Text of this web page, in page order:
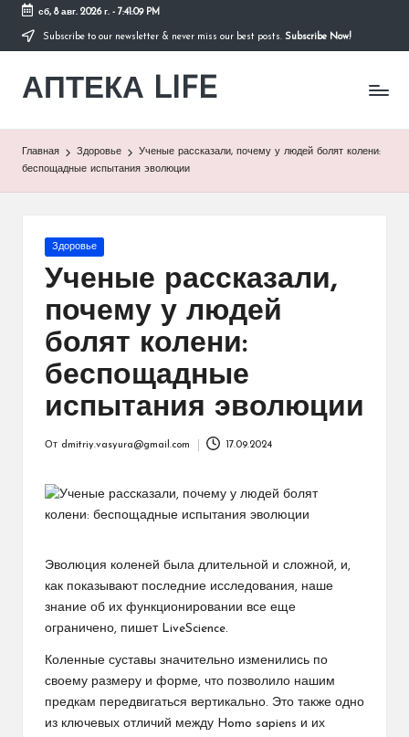
Перейти
содержимому
сб, 8 авг. 2026 г.- 7:41:10 PM
Subscribe to our newsletter & never miss our best posts. Subscribe Now!
АПТЕКА LIFE
сайт
здоровом
Главная Здоровье
Ученые рассказали, почему у людей болят колени:
беспощадные испытания эволюции
Опубликовано
Здоровье
Ученые рассказали,
почему у людей
болят колени:
беспощадные
испытания эволюции
От dmitriy.vasyura@gmail.com 17.09.2024
Эволюция коленей была длительной и сложной, и,
как показывают последние исследования, наше
знание об их функционировании все еще
ограничено, пишет LiveScience.
Коленные суставы значительно изменились по
своему размеру и форме, что позволило нашим
предкам передвигаться вертикально. Это также одно
из ключевых отличий между Homo sapiens и их